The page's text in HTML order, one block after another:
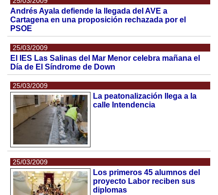
Andrés Ayala defiende la llegada del AVE a
Cartagena en una proposición rechazada por el
PSOE
25/03/2009
El IES Las Salinas del Mar Menor celebra mañana el
Día de El Síndrome de Down
25/03/2009
La peatonalización llega a la
calle Intendencia
25/03/2009
Los primeros 45 alumnos del
proyecto Labor reciben sus
diplomas